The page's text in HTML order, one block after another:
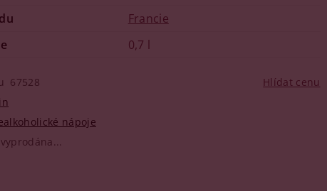
Francie
0,7 l
67528
nápoje
Hlídat cenu